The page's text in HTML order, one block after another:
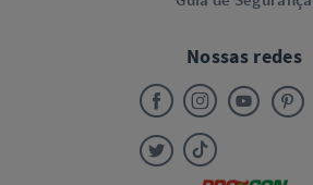
Nossas redes